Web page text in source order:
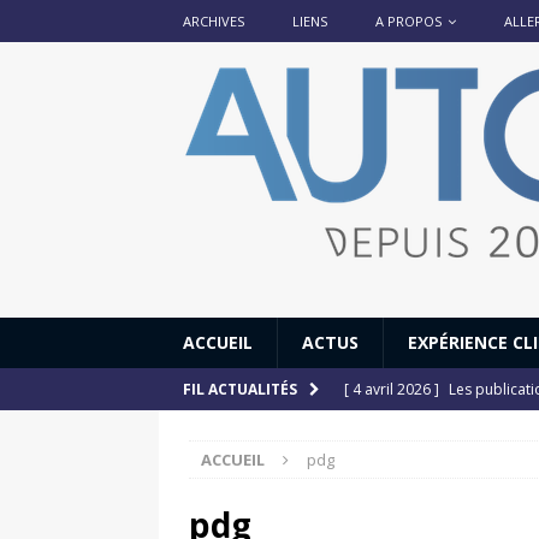
ARCHIVES LIENS A PROPOS
ACCUEIL ACTUS EXPÉRIENCE
FIL ACTUALITÉS [ 4 avril 2026 ] Les
ACCUEIL pdg
pdg